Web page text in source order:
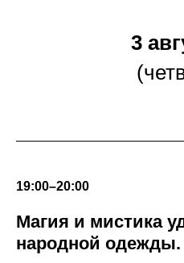
3
19:00–20:00
Магия и мистика
народной одежды.